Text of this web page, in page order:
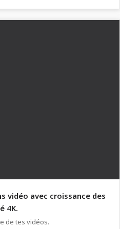
vidéo avec croissance des
4K.
de tes vidéos.